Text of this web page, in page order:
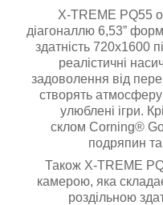
X-TREME PQ55
діагоналлю 6,53”
здатність 720х1600
реалістичні
задоволення від
створять
улюблені ігри.
склом Corning®
подряпин
Також X-TREME
камерою, яка
роздільною